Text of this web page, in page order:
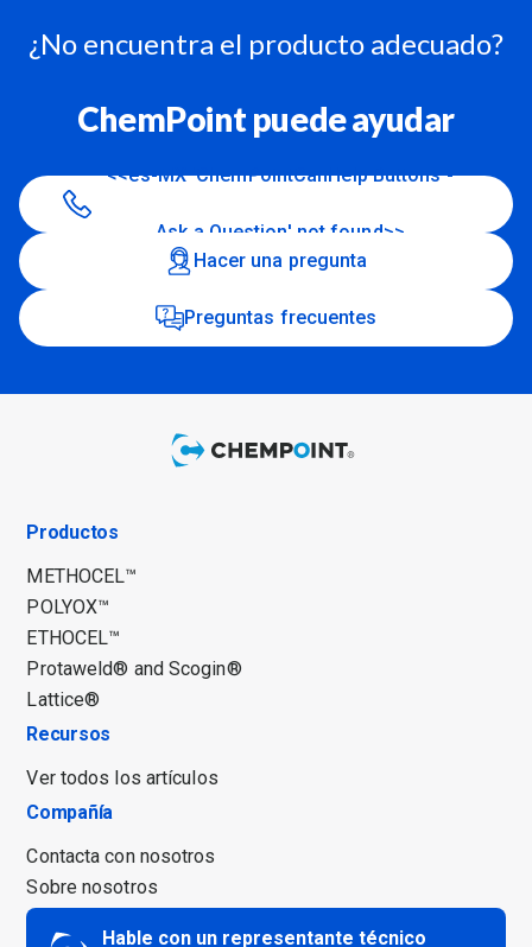
¿No encuentra el producto adecuado?
ChemPoint puede ayudar
<<es-MX 'ChemPointCanHelp Buttons -
Ask a Question' not found>>
Hacer una pregunta
Preguntas frecuentes
Productos
METHOCEL™
POLYOX™
ETHOCEL™
Protaweld® and Scogin®
Lattice®
Recursos
Ver todos los artículos
Compañía
Contacta con nosotros
Sobre nosotros
Hable con un representante técnico